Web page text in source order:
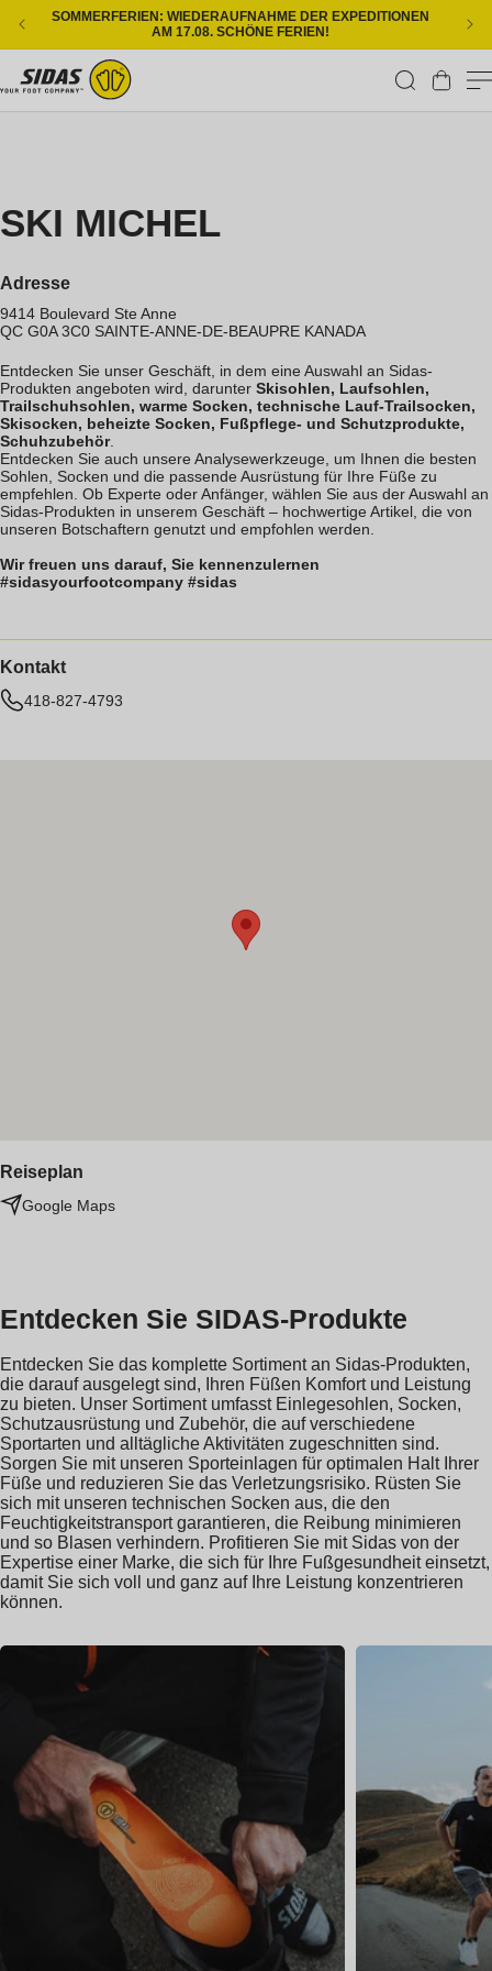
Direkt zum Inhalt
SOMMERFERIEN: WIEDERAUFNAHME DER EXPEDITIONEN
AM 17.08. SCHÖNE FERIEN!
Warenkorb
SKI MICHEL
Adresse
9414 Boulevard Ste Anne
QC G0A 3C0 SAINTE-ANNE-DE-BEAUPRE KANADA
Entdecken Sie unser Geschäft, in dem eine Auswahl an Sidas-
Produkten angeboten wird, darunter Skisohlen, Laufsohlen,
Trailschuhsohlen, warme Socken, technische Lauf-Trailsocken,
Skisocken, beheizte Socken, Fußpflege- und Schutzprodukte,
Schuhzubehör.
Entdecken Sie auch unsere Analysewerkzeuge, um Ihnen die besten
Sohlen, Socken und die passende Ausrüstung für Ihre Füße zu
empfehlen. Ob Experte oder Anfänger, wählen Sie aus der Auswahl an
Sidas-Produkten in unserem Geschäft – hochwertige Artikel, die von
unseren Botschaftern genutzt und empfohlen werden.
Wir freuen uns darauf, Sie kennenzulernen
#sidasyourfootcompany #sidas
Reiseplan
Google Maps
Kontakt
418-827-4793
Entdecken Sie SIDAS-Produkte
Entdecken Sie das komplette Sortiment an Sidas-Produkten,
die darauf ausgelegt sind, Ihren Füßen Komfort und Leistung
zu bieten. Unser Sortiment umfasst Einlegesohlen, Socken,
Schutzausrüstung und Zubehör, die auf verschiedene
Sportarten und alltägliche Aktivitäten zugeschnitten sind.
Sorgen Sie mit unseren Sporteinlagen für optimalen Halt Ihrer
Füße und reduzieren Sie das Verletzungsrisiko. Rüsten Sie
sich mit unseren technischen Socken aus, die den
Feuchtigkeitstransport garantieren, die Reibung minimieren
und so Blasen verhindern. Profitieren Sie mit Sidas von der
Expertise einer Marke, die sich für Ihre Fußgesundheit einsetzt,
damit Sie sich voll und ganz auf Ihre Leistung konzentrieren
können.